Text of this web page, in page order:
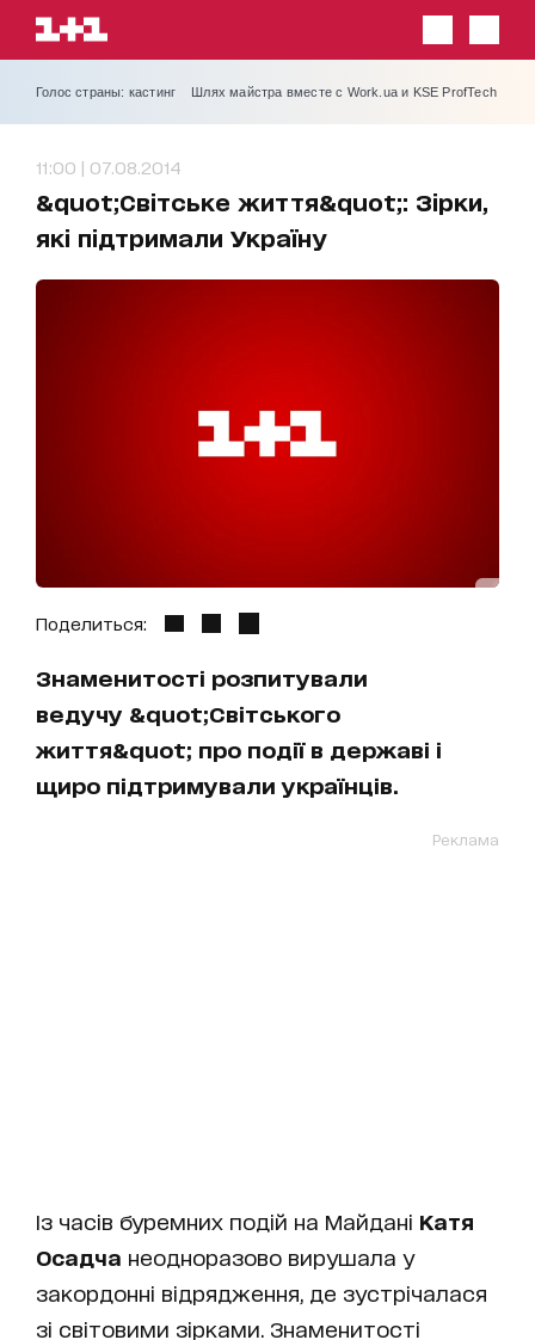
Голос страны: кастинг Шлях майстра вместе с Work.ua и KSE ProfTech
11:00 | 07.08.2014
&quot;Світське життя&quot;: Зірки,
які підтримали Україну
Поделиться:
Знаменитості розпитували
ведучу &quot;Світського
життя&quot; про події в державі і
щиро підтримували українців.
Реклама
Із часів буремних подій на Майдані Катя
Осадча неодноразово вирушала у
закордонні відрядження, де зустрічалася
зі світовими зірками. Знаменитості